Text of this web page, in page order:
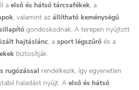
a első és hátsó tárcsafékek, a
, valamint az állítható keménységű
gondoskodnak. A terepen nyújtott
hajtáslánc, a sport légszűrő és a
biztosítják.
rugózással rendelkezik, így egyenetlen
haladást nyújt. A első és hátsó